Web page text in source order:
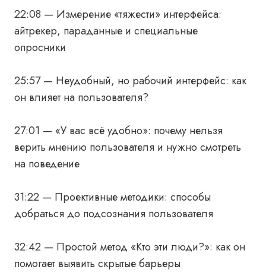
22:08 — Измерение «тяжести» интерфейса:
айтрекер, параданные и специальные
опросники
25:57 — Неудобный, но рабочий интерфейс: как
он влияет на пользователя?
27:01 — «У вас всё удобно»: почему нельзя
верить мнению пользователя и нужно смотреть
на поведение
31:22 — Проективные методики: способы
добраться до подсознания пользователя
32:42 — Простой метод «Кто эти люди?»: как он
помогает выявить скрытые барьеры